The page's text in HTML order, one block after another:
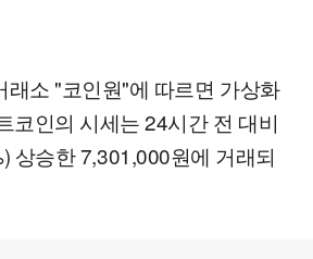
래소 "코인원"에 따르면 가상화
코인의 시세는 24시간 전 대비
상승한 7,301,000원에 거래되